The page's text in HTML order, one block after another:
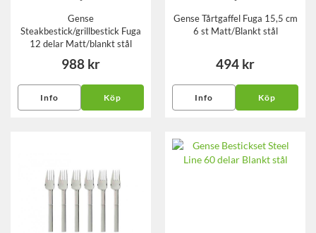
Gense
Steakbestick/grillbestick Fuga
12 delar Matt/blankt stål
988 kr
Info Köp
Gense Tårtgaffel Fuga 15,5 cm
6 st Matt/Blankt stål
494 kr
Info Köp